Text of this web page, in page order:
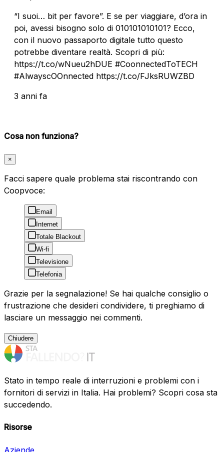
“I suoi… bit per favore”. E se per viaggiare, d’ora in
poi, avessi bisogno solo di 010101010101? Ecco,
con il nuovo passaporto digitale tutto questo
potrebbe diventare realtà. Scopri di più:
https://t.co/wNueu2hDUE #CoonnectedToTECH
#AlwayscOOnnected https://t.co/FJksRUWZBD
3 anni fa
Cosa non funziona?
×
Facci sapere quale problema stai riscontrando con
Coopvoce:
Email
Internet
Totale Blackout
Wi-fi
Televisione
Telefonia
Grazie per la segnalazione! Se hai qualche consiglio o
frustrazione che desideri condividere, ti preghiamo di
lasciare un messaggio nei commenti.
Chiudere
Stato in tempo reale di interruzioni e problemi con i
fornitori di servizi in Italia. Hai problemi? Scopri cosa sta
succedendo.
Risorse
Aziende